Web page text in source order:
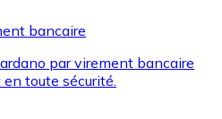
et Mastercard pour acheter
bancaire
par virement bancaire
toute sécurité.